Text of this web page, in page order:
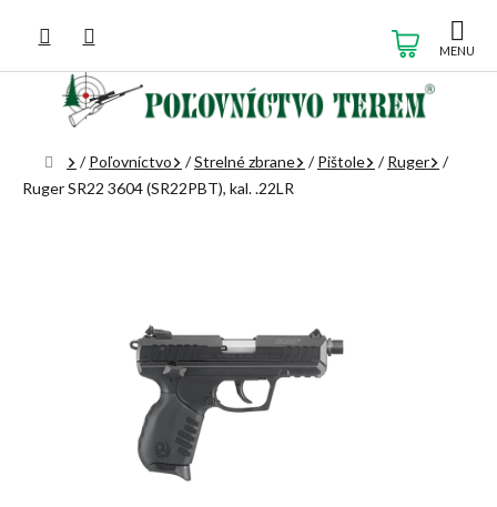
obsah
KOŠÍK
Domov
/ Poľovníctvo /Strelné zbrane / Pištole / Ruger
/
Ruger SR22 3604 (SR22PBT), kal. .22LR